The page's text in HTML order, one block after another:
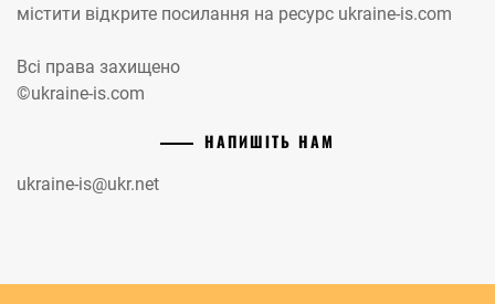
містити відкрите посилання на ресурс ukraine-is.com
Всі права захищено
©ukraine-is.com
НАПИШІТЬ НАМ
ukraine-is@ukr.net